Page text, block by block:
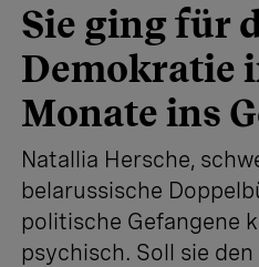
Sie ging für
Demokratie
Monate ins
Natallia Hersche,
belarussische
politische Gefangene
psychisch. Soll sie